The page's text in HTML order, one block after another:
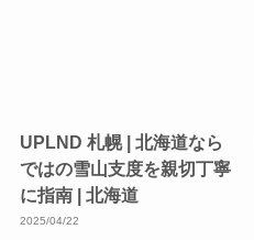
UPLND 札幌 | 北海道なら
ではの雪山支度を親切丁寧
に指南 | 北海道
2025/04/22